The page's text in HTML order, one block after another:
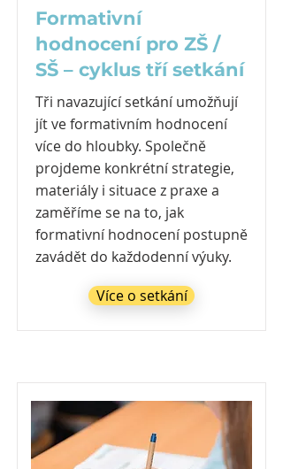
Formativní
hodnocení pro ZŠ /
SŠ – cyklus tří setkání
Tři navazující setkání umožňují
jít ve formativním hodnocení
více do hloubky. Společně
projdeme konkrétní strategie,
materiály i situace z praxe a
zaměříme se na to, jak
formativní hodnocení postupně
zavádět do každodenní výuky.
Více o setkání